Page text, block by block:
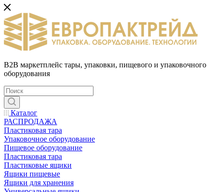
B2B маркетплейс тары, упаковки, пищевого и упаковочного
оборудования
Каталог
РАСПРОДАЖА
Пластиковая тара
Упаковочное оборудование
Пищевое оборудование
Пластиковая тара
Пластиковые ящики
Ящики пищевые
Ящики для хранения